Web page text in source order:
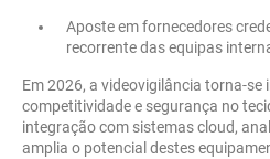
Aposte em fornecedores
recorrente das equipas
Em 2026, a videovigilância torna-se
competitividade e segurança no
integração com sistemas cloud,
amplia o potencial destes